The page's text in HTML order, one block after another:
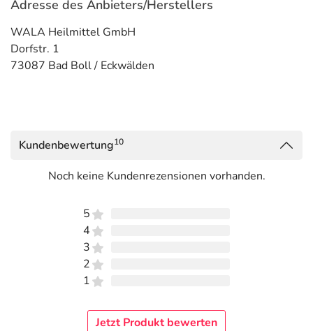
Adresse des Anbieters/Herstellers
WALA Heilmittel GmbH
Dorfstr. 1
73087 Bad Boll / Eckwälden
Kundenbewertung10
Noch keine Kundenrezensionen vorhanden.
5
4
3
2
1
Jetzt Produkt bewerten